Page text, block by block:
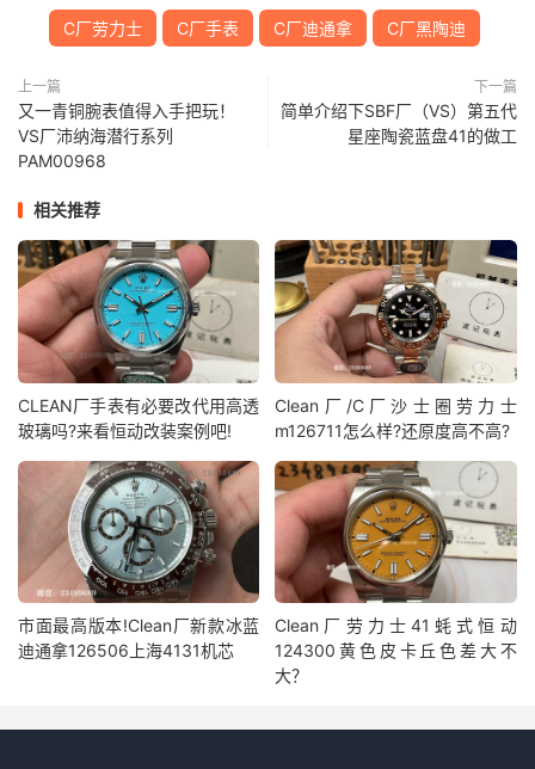
C厂劳力士 C厂手表 C厂迪通拿 C厂黑陶迪
上一篇
又一青铜腕表值得入手把玩！
VS厂沛纳海潜行系列
PAM00968
下一篇
简单介绍下SBF厂（VS）第五代
星座陶瓷蓝盘41的做工
相关推荐
CLEAN厂手表有必要改代用高透
玻璃吗?来看恒动改装案例吧!
Clean厂/C厂沙士圈劳力士
m126711怎么样?还原度高不高?
市面最高版本!Clean厂新款冰蓝
迪通拿126506上海4131机芯
Clean厂劳力士41蚝式恒动
124300黄色皮卡丘色差大不
大？